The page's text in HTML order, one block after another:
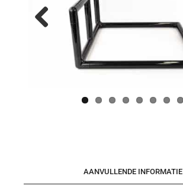
AANVULLENDE INFORMATIE